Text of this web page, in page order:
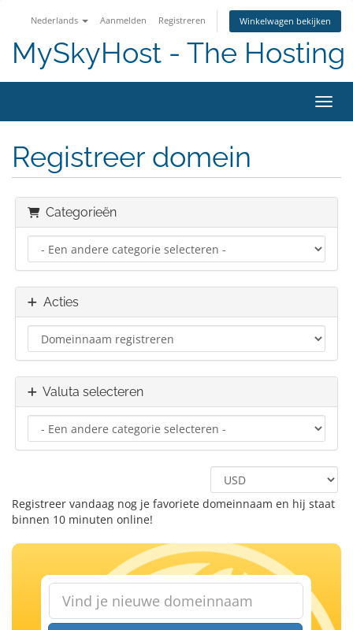
Nederlands Aanmelden Registreren Winkelwagen bekijken
MySkyHost - The Hosting
Registreer domein
Categorieën
Acties
Valuta selecteren
Registreer vandaag nog je favoriete domeinnaam en hij staat
binnen 10 minuten online!